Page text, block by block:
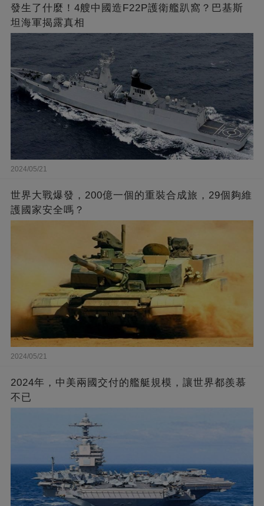
發生了什麼！4艘中國造F22P護衛艦趴窩？巴基斯
坦海軍揭露真相
2024/05/21
世界大戰爆發，200億一個的重裝合成旅，29個夠維
護國家安全嗎？
2024/05/21
2024年，中美兩國交付的艦艇規模，讓世界都羨慕
不已